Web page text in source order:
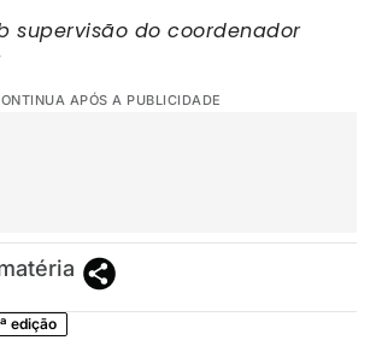
supervisão do coordenador
APÓS A PUBLICIDADE
edição